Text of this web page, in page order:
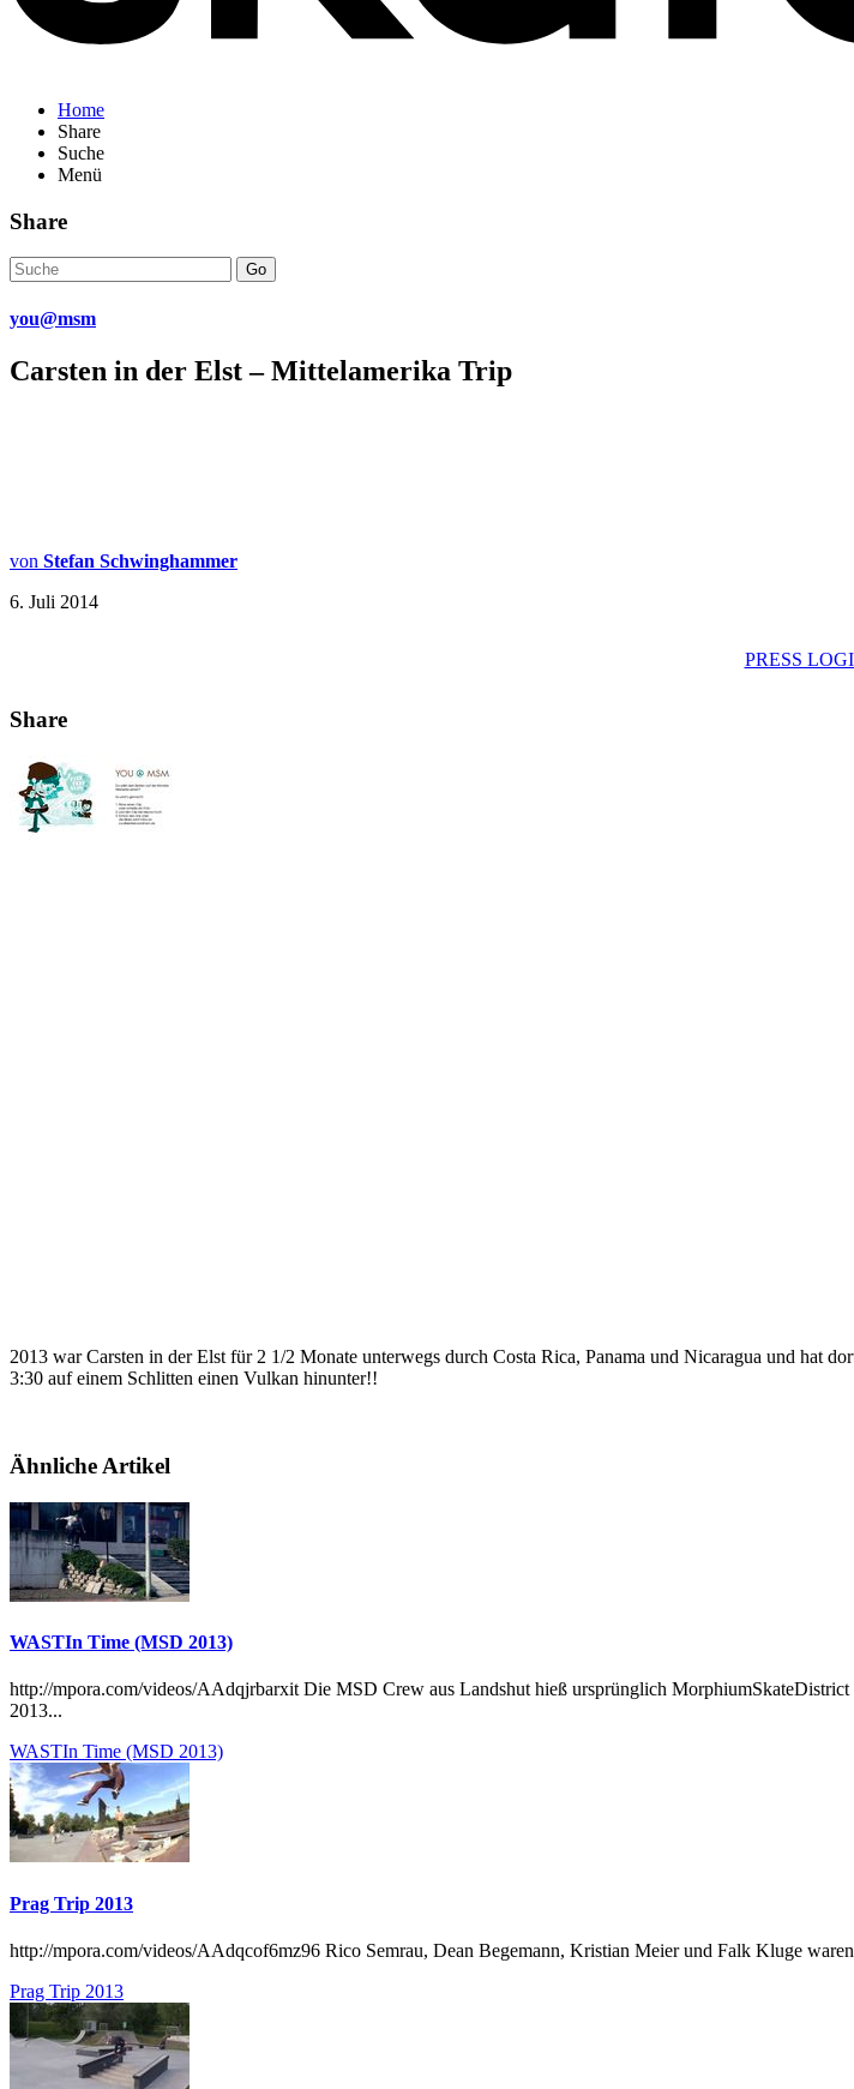
Home
Share
Suche
Menü
Share
Go
you@msm
Carsten in der Elst – Mittelamerika Trip
von Stefan Schwinghammer
6. Juli 2014
PRESS
Share
2013 war Carsten in der Elst für 2 1/2 Monate unterwegs durch Costa Rica, Panama und Nicaragua und hat
3:30 auf einem Schlitten einen Vulkan hinunter!!
Ähnliche Artikel
WASTIn Time (MSD 2013)
http://mpora.com/videos/AAdqjrbarxit Die MSD Crew aus Landshut hieß ursprünglich
2013...
WASTIn Time (MSD 2013)
Prag Trip 2013
http://mpora.com/videos/AAdqcof6mz96 Rico Semrau, Dean Begemann, Kristian Meier und Falk Kluge
Prag Trip 2013